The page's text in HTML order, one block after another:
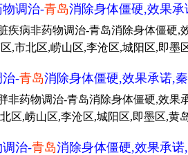
调治-青岛消除身体僵硬,效果承
疾病非药物调治-青岛消除身体僵硬,
,市北区,崂山区,李沧区,城阳区,即
治-青岛消除身体僵硬,效果承诺,
非药物调治-青岛消除身体僵硬,效果
区,崂山区,李沧区,城阳区,即墨区,
治-青岛消除身体僵硬,效果承诺